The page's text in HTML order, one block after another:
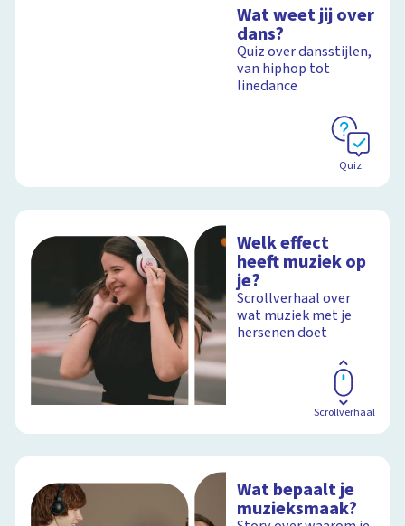
Wat weet jij over
dans?
Quiz over dansstijlen,
van hiphop tot
linedance
Quiz
Welk effect
heeft muziek op
je?
Scrollverhaal over
wat muziek met je
hersenen doet
Scrollverhaal
Wat bepaalt je
muzieksmaak?